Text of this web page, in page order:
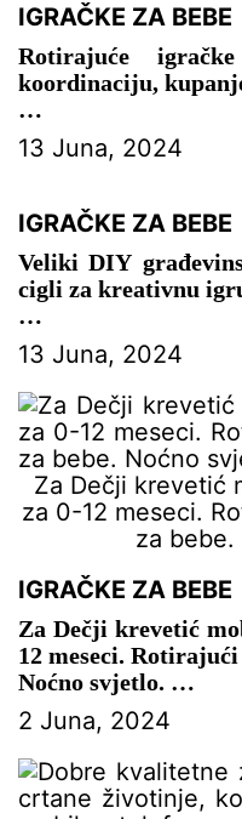
IGRAČKE ZA BEBE
Rotirajuće
koordinaciju,
– IGRAČKE ZA
13 Juna, 2024
IGRAČKE ZA BEBE
Veliki DIY
cigli za kreativnu
– IGRAČKE ZA
13 Juna, 2024
Za Dečji krevetić
za 0-12 meseci.
za
IGRAČKE ZA BEBE
Za Dečji krevetić
12 meseci.
Noćno svjetlo.
– IGRAČKE ZA
2 Juna, 2024